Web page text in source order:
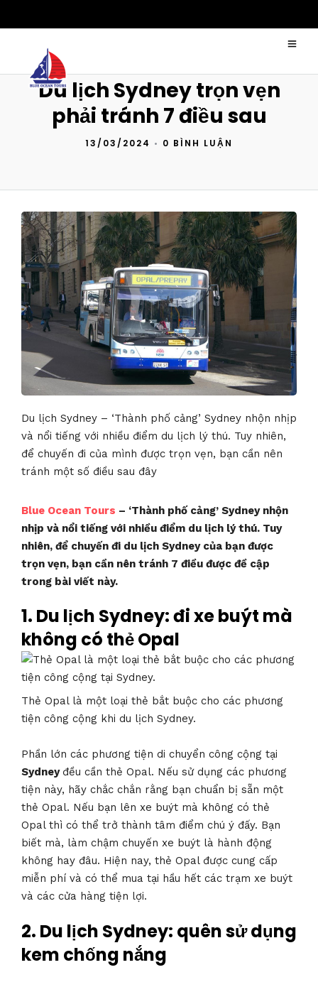
Du lịch Sydney trọn vẹn
phải tránh 7 điều sau
13/03/2024 • 0 BÌNH LUẬN
Du lịch Sydney – ‘Thành phố cảng’ Sydney nhộn nhịp
và nổi tiếng với nhiều điểm du lịch lý thú. Tuy nhiên,
để chuyến đi của mình được trọn vẹn, bạn cần nên
tránh một số điều sau đây
Blue Ocean Tours – ‘Thành phố cảng’ Sydney nhộn
nhịp và nổi tiếng với nhiều điểm du lịch lý thú. Tuy
nhiên, để chuyến đi du lịch Sydney của bạn được
trọn vẹn, bạn cần nên tránh 7 điều được đề cập
trong bài viết này.
1. Du lịch Sydney: đi xe buýt mà
không có thẻ Opal
Thẻ Opal là một loại thẻ bắt buộc cho các phương
tiện công cộng khi du lịch Sydney.
Phần lớn các phương tiện di chuyển công cộng tại
Sydney đều cần thẻ Opal. Nếu sử dụng các phương
tiện này, hãy chắc chắn rằng bạn chuẩn bị sẵn một
thẻ Opal. Nếu bạn lên xe buýt mà không có thẻ
Opal thì có thể trở thành tâm điểm chú ý đấy. Bạn
biết mà, làm chậm chuyến xe buýt là hành động
không hay đâu. Hiện nay, thẻ Opal được cung cấp
miễn phí và có thể mua tại hầu hết các trạm xe buýt
và các cửa hàng tiện lợi.
2. Du lịch Sydney: quên sử dụng
kem chống nắng